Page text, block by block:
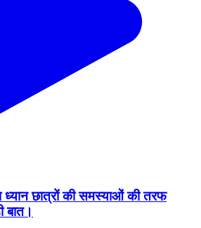
ध्यान छात्रों की समस्याओं की तरफ
बात।